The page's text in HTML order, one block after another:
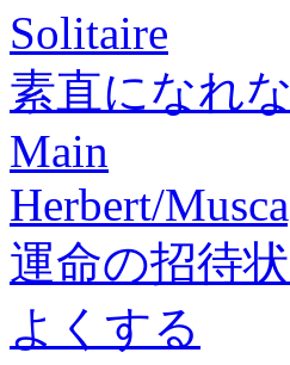
Solitaire
素直になれ
Main
Herbert/
運命の招待状
よくする